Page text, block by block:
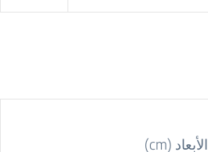
الأبعاد (cm)